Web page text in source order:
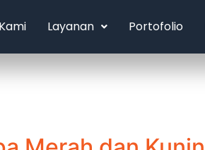
Layanan Portofolio